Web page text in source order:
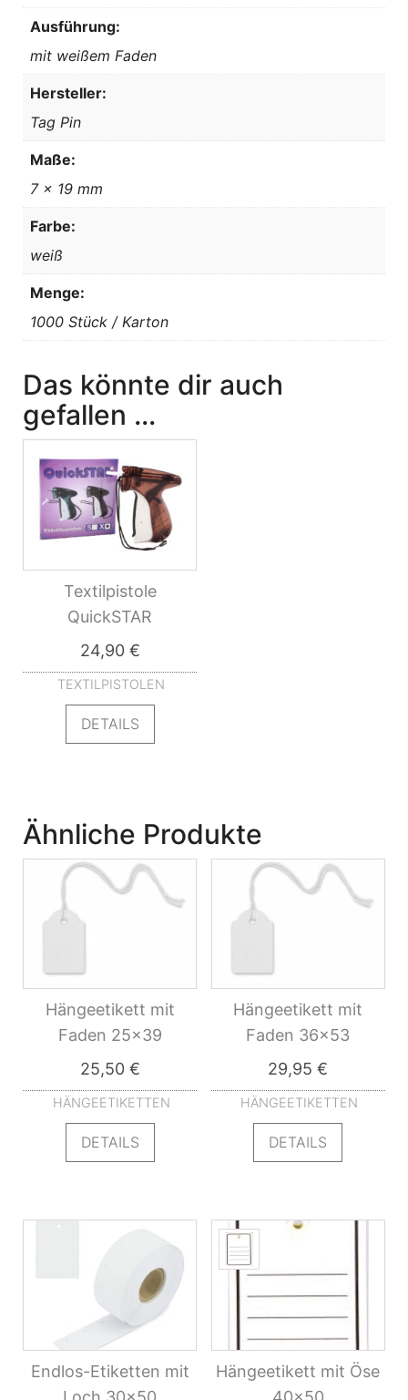
Ausführung:
mit weißem Faden
Hersteller:
Tag Pin
Maße:
7 x 19 mm
Farbe:
weiß
Menge:
1000 Stück / Karton
Das könnte dir auch
gefallen …
Textilpistole
QuickSTAR
24,90 €
TEXTILPISTOLEN
DETAILS
Ähnliche Produkte
Hängeetikett mit
Faden 25×39
25,50 €
HÄNGEETIKETTEN
DETAILS
Hängeetikett mit
Faden 36×53
29,95€
HÄNGEETIKETTEN
DETAILS
Endlos-Etiketten mit
Hängeetikett mit Öse